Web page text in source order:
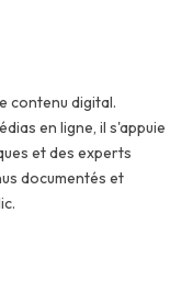
contenu digital.
en ligne, il s'appuie
et des experts
documentés et